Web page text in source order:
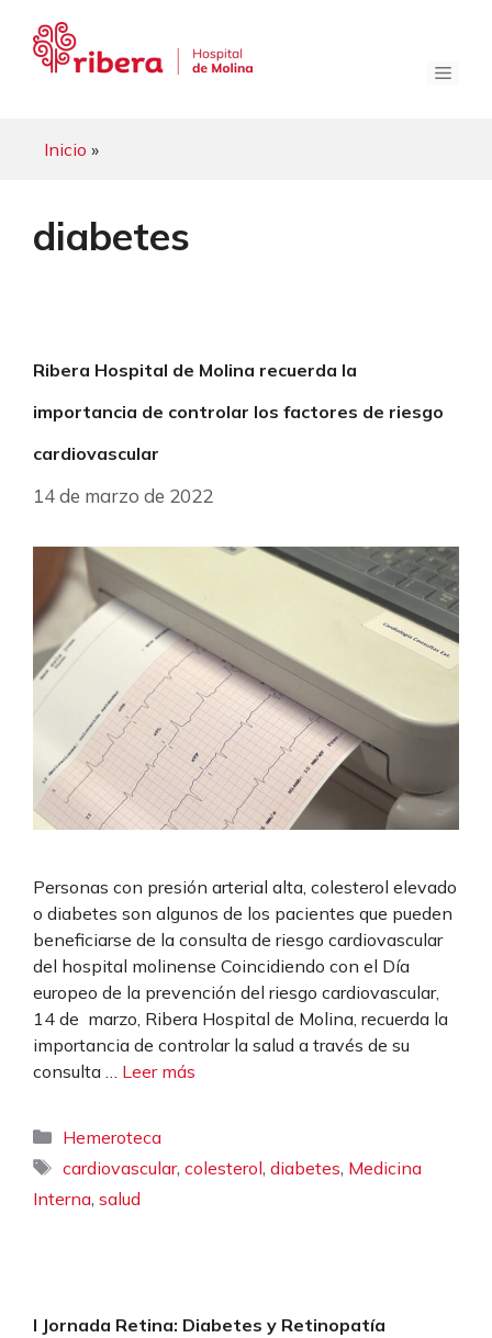
contenido
Menú
Inicio »
diabetes
Ribera Hospital de Molina recuerda la
importancia de controlar los factores de riesgo
cardiovascular
14 de marzo de 2022
Personas con presión arterial alta, colesterol elevado
o diabetes son algunos de los pacientes que pueden
beneficiarse de la consulta de riesgo cardiovascular
del hospital molinense Coincidiendo con el Día
europeo de la prevención del riesgo cardiovascular,
14 de marzo, Ribera Hospital de Molina, recuerda la
importancia de controlar la salud a través de su
consulta … Leer más
Categorías
Hemeroteca
Etiquetas
cardiovascular,colesterol,diabetes, Medicina
Interna, salud
I Jornada Retina: Diabetes y Retinopatía